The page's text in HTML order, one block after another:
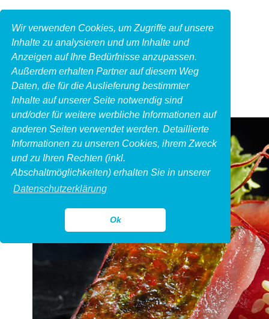
Wir verwenden Cookies, um Zugriffe auf unsere
Inhalte zu analysieren und um Inhalte und
Anzeigen auf Ihre Bedürfnisse anzupassen.
Außerdem erhalten Partner auf diesem Weg
Daten, die für die Auslieferung bestimmter
Inhalte auf unserer Seite notwendig sind
und/oder für weitere werbliche Informationen auf
anderen Seiten verwendet werden. Detaillierte
Informationen zu unseren Cookies, ihrem Zweck
und zu Ihren Rechten (inkl.
Abschaltmöglichkeiten) erhalten Sie in unserer
Datenschutzerklärung
Ok